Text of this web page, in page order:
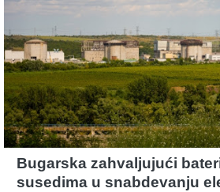
Bugarska zahvaljujući
susedima u snabdevanju